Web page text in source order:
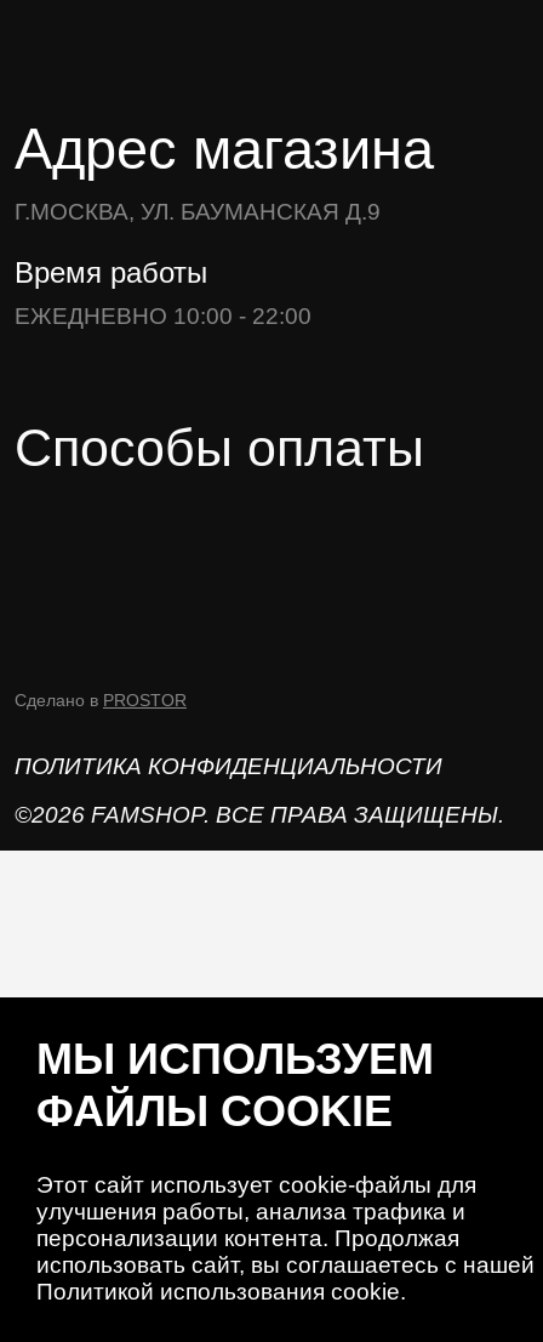
Адрес магазина
Г.МОСКВА, УЛ. БАУМАНСКАЯ Д.9
Время работы
ЕЖЕДНЕВНО 10:00 - 22:00
Способы оплаты
Сделано в PROSTOR
ПОЛИТИКА КОНФИДЕНЦИАЛЬНОСТИ
©2026 FAMSHOP. ВСЕ ПРАВА ЗАЩИЩЕНЫ.
МЫ ИСПОЛЬЗУЕМ
ФАЙЛЫ COOKIE
Этот сайт использует cookie-файлы для
улучшения работы, анализа трафика и
персонализации контента. Продолжая
использовать сайт, вы соглашаетесь с нашей
Политикой использования cookie.